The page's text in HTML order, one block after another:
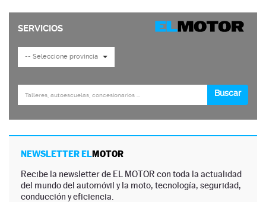
NEWSLETTER ELMOTOR
Recibe la newsletter de EL MOTOR con toda la actualidad
del mundo del automóvil y la moto, tecnología, seguridad,
conducción y eficiencia.